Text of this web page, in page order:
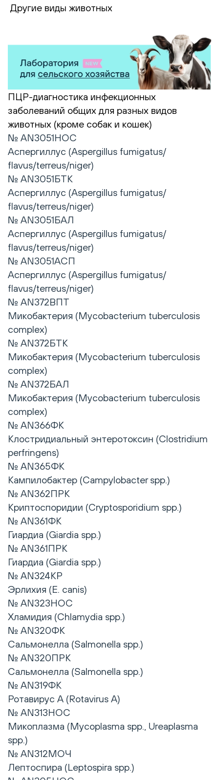
Другие виды животных
ПЦР-диагностика инфекционных
заболеваний общих для разных видов
животных (кроме собак и кошек)
№ AN3051НОС
Аспергиллус (Aspergillus fumigatus/
flavus/terreus/niger)
№ AN3051БТК
Аспергиллус (Aspergillus fumigatus/
flavus/terreus/niger)
№ AN3051БАЛ
Аспергиллус (Aspergillus fumigatus/
flavus/terreus/niger)
№ AN3051АСП
Аспергиллус (Aspergillus fumigatus/
flavus/terreus/niger)
№ AN372ВПТ
Микобактерия (Mycobacterium tuberculosis
complex)
№ AN372БТК
Микобактерия (Mycobacterium tuberculosis
complex)
№ AN372БАЛ
Микобактерия (Mycobacterium tuberculosis
complex)
№ AN366ФК
Клостридиальный энтеротоксин (Clostridium
perfringens)
№ AN365ФК
Кампилобактер (Campylobacter spp.)
№ AN362ПРК
Криптоспоридии (Cryptosporidium spp.)
№ AN361ФК
Гиардиа (Giardia spp.)
№ AN361ПРК
Гиардиа (Giardia spp.)
№ AN324КР
Эрлихия (E. canis)
№ AN323НОС
Хламидия (Сhlamydia spp.)
№ AN320ФК
Сальмонелла (Salmonella spp.)
№ AN320ПРК
Сальмонелла (Salmonella spp.)
№ AN319ФК
Ротавирус А (Rotavirus А)
№ AN313НОС
Микоплазма (Mycoplasma spp., Ureaplasma
spp.)
№ AN312МОЧ
Лептоспира (Leptospira spp.)